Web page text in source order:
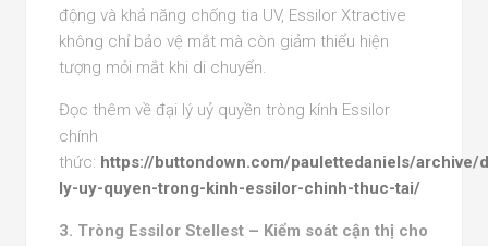
động và khả năng chống tia UV, Essilor Xtractive
không chỉ bảo vệ mắt mà còn giảm thiểu hiện
tượng mỏi mắt khi di chuyển.
Đọc thêm về đại lý uỷ quyền tròng kính Essilor
chính
thức: https://buttondown.com/paulettedaniels/archive/
ly-uy-quyen-trong-kinh-essilor-chinh-thuc-tai/
3. Tròng Essilor Stellest – Kiểm soát cận thị cho